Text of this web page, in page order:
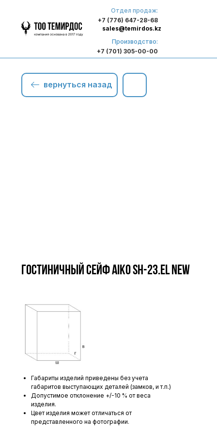
Отдел продаж:
+7 (776) 647-28-68
Производство:
+7 (701) 305-00-00
sales@temirdos.kz
вернуться назад
Гостиничный сейф AIKO SH-23.EL new
Габариты изделий приведены без учета
габаритов выступающих деталей (замков, и т.п.)
Допустимое отклонение +/-10 % от веса
изделия.
Цвет изделия может отличаться от
представленного на фотографии.